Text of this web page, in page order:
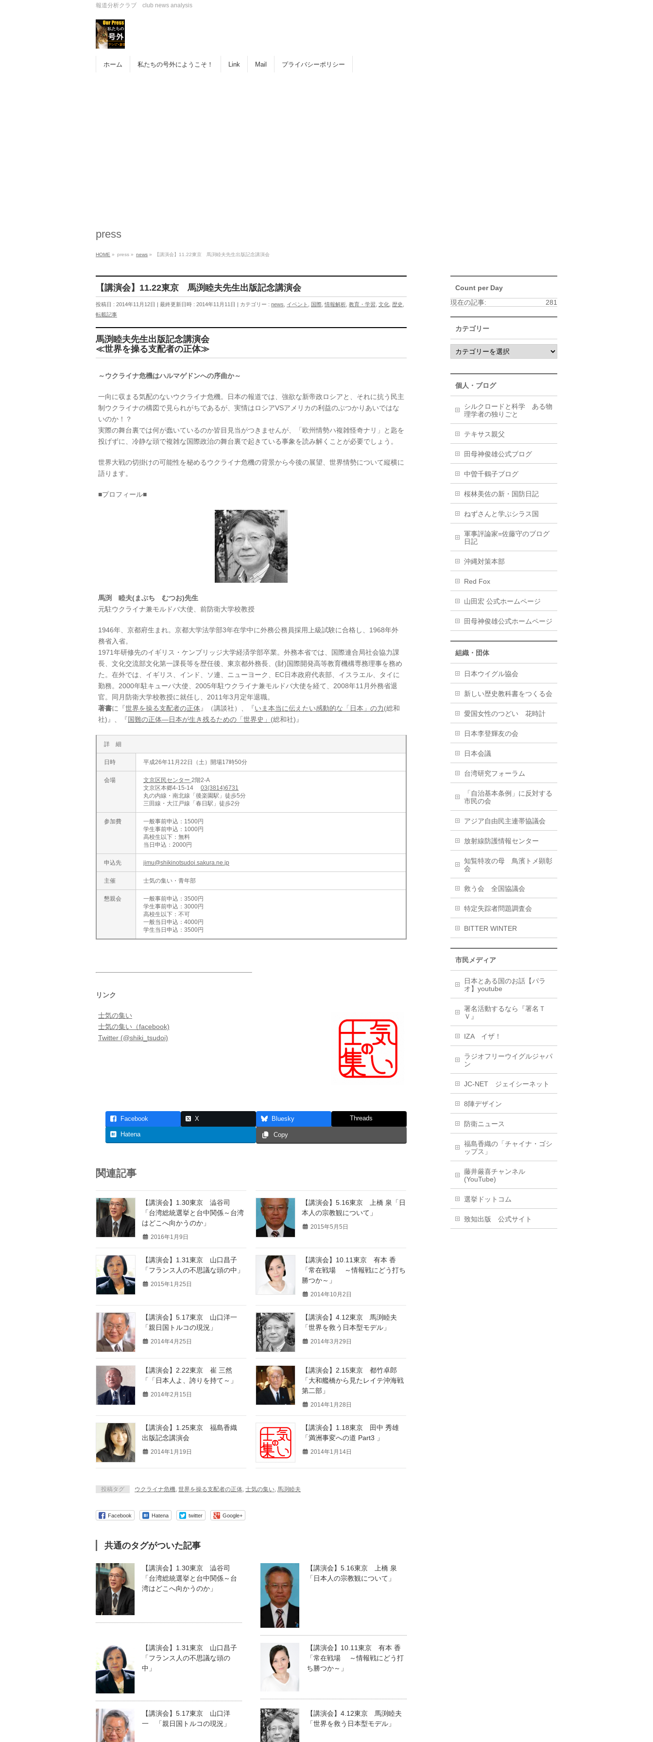
報道分析クラブ club news analysis
ホーム 私たちの号外にようこそ！ Link Mail プライバシーポリシー
press
HOME » press » news » 【講演会】11.22東京 馬渕睦夫先生出版記念講演会
【講演会】11.22東京 馬渕睦夫先生出版記念講演会
投稿日 : 2014年11月12日 最終更新日時 : 2014年11月11日 カテゴリー : news イベント 国際 情報解析 教育・学習 文化 歴史
転載記事
馬渕睦夫先生出版記念講演会
≪世界を操る支配者の正体≫
～ウクライナ危機はハルマゲドンへの序曲か～
一向に収まる気配のないウクライナ危機。日本の報道では、強欲な新帝政ロシアと、それに抗う民主
制ウクライナの構図で見られがちであるが、実情はロシアVSアメリカの利益のぶつかりあいではな
いのか！？
実際の舞台裏では何が蠢いているのか皆目見当がつきませんが、「欧州情勢ハ複雑怪奇ナリ」と匙を
投げずに、冷静な頭で複雑な国際政治の舞台裏で起きている事象を読み解くことが必要でしょう。
世界大戦の切掛けの可能性を秘めるウクライナ危機の背景から今後の展望、世界情勢について縦横に
語ります。
■プロフィール■
馬渕 睦夫(まぶち むつお)先生
元駐ウクライナ兼モルドバ大使、前防衛大学校教授
1946年、京都府生まれ。京都大学法学部3年在学中に外務公務員採用上級試験に合格し、1968年外
務省入省。
1971年研修先のイギリス・ケンブリッジ大学経済学部卒業。外務本省では、国際連合局社会協力課
長、文化交流部文化第一課長等を歴任後、東京都外務長、(財)国際開発高等教育機構専務理事を務め
た。在外では、イギリス、インド、ソ連、ニューヨーク、EC日本政府代表部、イスラエル、タイに
勤務。2000年駐キューバ大使、2005年駐ウクライナ兼モルドバ大使を経て、2008年11月外務省退
官。同月防衛大学校教授に就任し、2011年3月定年退職。
著書に『世界を操る支配者の正体』（講談社）、『いま本当に伝えたい感動的な「日本」の力(総和
社)』、『国難の正体―日本が生き残るための「世界史」 (総和社)』
詳 細
日時 平成26年11月22日（土）開場17時50分
会場 文京区民センター 2階2‐A
文京区本郷4-15-14 03(3814)6731
丸の内線・南北線「後楽園駅」徒歩5分
三田線・大江戸線「春日駅」徒歩2分
参加費
一般事前申込：1500円
学生事前申込：1000円
高校生以下：無料
当日申込：2000円
申込先 jimu@shikinotsudoi.sakura.ne.jp
主催 士気の集い・青年部
懇親会
一般事前申込：3500円
学生事前申込：3000円
高校生以下：不可
一般当日申込：4000円
学生当日申込：3500円
リンク
士気の集い
士気の集い（facebook)
Twitter (@shiki_tsudoi)
Facebook X Bluesky Threads
Hatena Copy
関連記事
【講演会】1.30東京 澁谷司
「台湾総統選挙と台中関係～台湾
はどこへ向かうのか」
2016年1月9日
【講演会】5.16東京 上橋 泉「日
本人の宗教観について」
2015年5月5日
【講演会】1.31東京 山口昌子
「フランス人の不思議な頭の中」
2015年1月25日
【講演会】10.11東京 有本 香
「常在戦場 ～情報戦にどう打ち
勝つか～」
2014年10月2日
【講演会】5.17東京 山口洋一
「親日国トルコの現況」
2014年4月25日
【講演会】4.12東京 馬渕睦夫
「世界を救う日本型モデル」
2014年3月29日
【講演会】2.22東京 崔 三然
「「日本人よ、誇りを持て～」
2014年2月15日
【講演会】2.15東京 都竹卓郎
「大和艦橋から見たレイテ沖海戦
第二部」
2014年1月28日
【講演会】1.25東京 福島香織
出版記念講演会
2014年1月19日
【講演会】1.18東京 田中 秀雄
「満洲事変への道 Part3 」
2014年1月14日
投稿タグ ウクライナ危機, 世界を操る支配者の正体, 士気の集い, 馬渕睦夫
Facebook Hatena twitter Google+
共通のタグがついた記事
【講演会】1.30東京 澁谷司
「台湾総統選挙と台中関係～台
湾はどこへ向かうのか」
【講演会】5.16東京 上橋 泉
「日本人の宗教観について」
【講演会】1.31東京 山口昌子
「フランス人の不思議な頭の
中」
【講演会】10.11東京 有本 香
「常在戦場 ～情報戦にどう打
ち勝つか～」
【講演会】5.17東京 山口洋
一 「親日国トルコの現況」
【講演会】4.12東京 馬渕睦夫
「世界を救う日本型モデル」
Count per Day
281
現在の記事:
カテゴリー
個人・ブログ
シルクロードと科学 ある物
理学者の独りごと
テキサス親父
田母神俊雄公式ブログ
中曽千鶴子ブログ
桜林美佐の新・国防日記
ねずさんと学ぶシラス国
軍事評論家=佐藤守のブログ
日記
沖縄対策本部
Red Fox
山田宏 公式ホームページ
田母神俊雄公式ホームページ
組織・団体
日本ウイグル協会
新しい歴史教科書をつくる会
愛国女性のつどい 花時計
日本李登輝友の会
日本会議
台湾研究フォーラム
「自治基本条例」に反対する
市民の会
アジア自由民主連帯協議会
放射線防護情報センター
知覧特攻の母 鳥濱トメ顕彰
会
救う会 全国協議会
特定失踪者問題調査会
BITTER WINTER
市民メディア
日本とある国のお話【パラ
オ】youtube
署名活動するなら『署名Ｔ
Ｖ』
IZA イザ！
ラジオフリーウイグルジャパ
ン
JC-NET ジェイシーネット
8陣デザイン
防衛ニュース
福島香織の「チャイナ・ゴシ
ップス」
藤井厳喜チャンネル
(YouTube)
選挙ドットコム
致知出版 公式サイト